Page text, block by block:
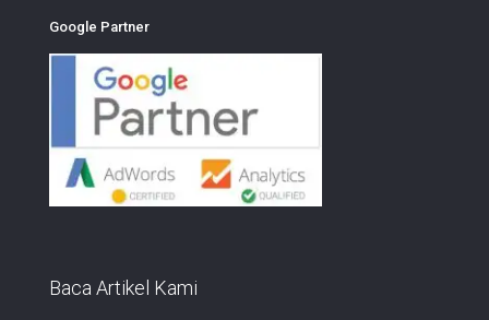
Google Partner
Baca Artikel Kami